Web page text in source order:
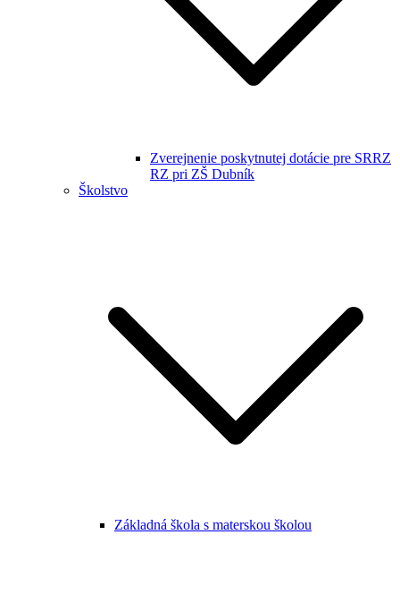
Zverejnenie poskytnutej dotácie pre SRRZ
RZ pri ZŠ Dubník
Školstvo
Základná škola s materskou školou